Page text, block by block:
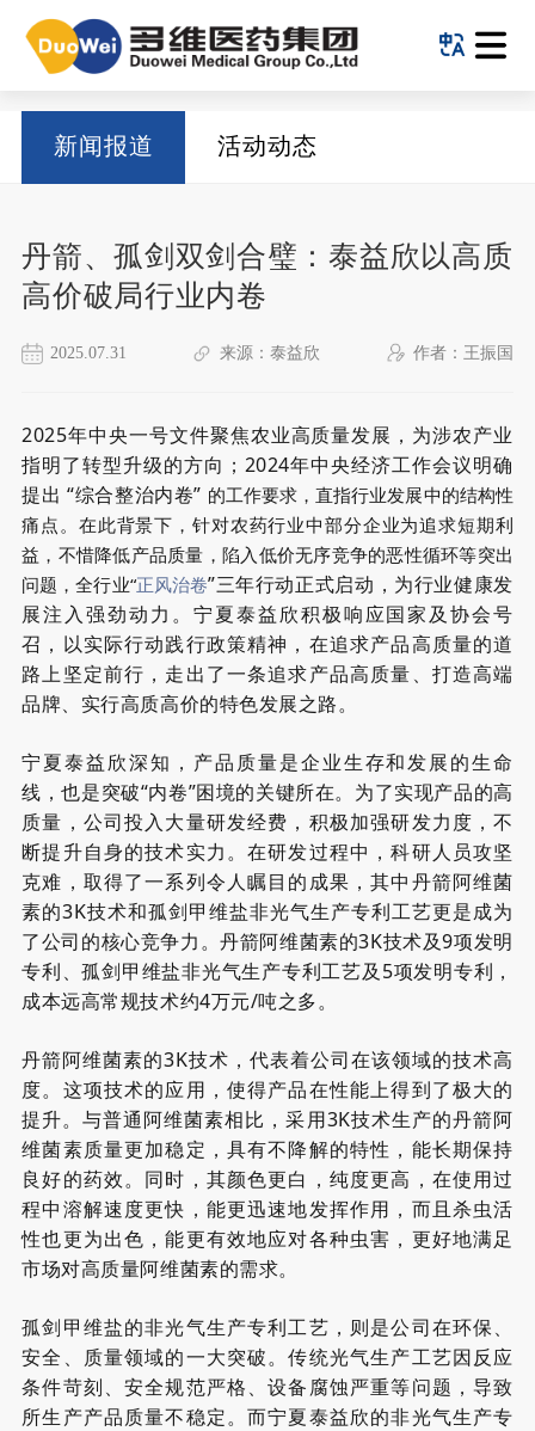
新闻报道 活动动态
丹箭、孤剑双剑合璧：泰益欣以高质
高价破局行业内卷
2025.07.31 来源：泰益欣 作者：王振国
2025年中央一号文件聚焦农业高质量发展，为涉农产业
指明了转型升级的方向； 2024年中央经济工作会议明确
提出“综合整治内卷” 的工作要求，直指行业发展中的结构性
痛点。在此背景下，针对农药行业中部分企业为追求短期利
益，不惜降低产品质量， 陷入低价无序竞争的恶性循环等突出
问题，全行业“正风治卷”三年行动正式启动，为行业健康发
展注入强劲动力。宁夏泰益欣积极响应国家及协会号
召，以实际行动践行政策精神，在追求产品高质量的道
路上坚定前行，走出了一条追求产品高质量、打造高端
品牌、实行高质高价的特色发展之路。
宁夏泰益欣深知，产品质量是企业生存和发展的生命
线，也是突破“内卷”困境的关键所在。为了实现产品的高
质量，公司投入大量研发经费，积极加强研发力度，不
断提升自身的技术实力。在研发过程中，科研人员攻坚
克难，取得了一系列令人瞩目的成果，其中丹箭阿维菌
素的3K技术和孤剑甲维盐非光气生产专利工艺更是成为
了公司的核心竞争力。丹箭阿维菌素的3K技术及9项发明
专利、孤剑甲维盐非光气生产专利工艺及 5项发明专利 ，
成本远高常规技术约4万元/吨之多。
丹箭阿维菌素的3K技术，代表着公司在该领域的技术高
度。这项技术的应用，使得产品在性能上得到了极大的
提升。与普通阿维菌素相比，采用3K技术生产的丹箭阿
维菌素质量更加稳定，具有不降解的特性，能长期保持
良好的药效。同时，其颜色更白，纯度更高，在使用过
程中溶解速度更快，能更迅速地发挥作用，而且杀虫活
性也更为出色，能更有效地应对各种虫害，更好地满足
市场对高质量阿维菌素的需求。
孤剑甲维盐的非光气生产专利工艺，则是公司在环保、
安全 、质量领域的一大突破。传统光气生产工艺因反应
条件苛刻、安全规范严格、设备腐蚀严重等问题，导致
所生产产品质量不稳定。而宁夏泰益欣的非光气生产专